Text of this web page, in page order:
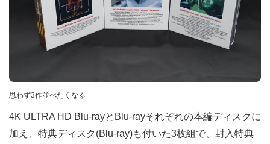
思わず3作並べたくなる
4K ULTRA HD Blu-rayとBlu-rayそれぞれの本編ディスクに
加え、特典ディスク(Blu-ray)も付いた3枚組で、封入特典